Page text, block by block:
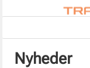
Nyheder